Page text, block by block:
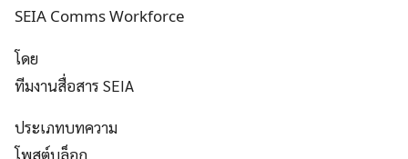
SEIA Comms Workforce
โดย
ทีมงานสื่อสาร SEIA
ประเภทบทความ
โพสต์บล็อก